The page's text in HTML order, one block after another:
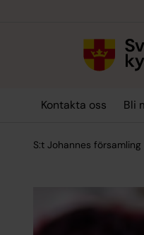
Kontakta oss Bli
S:t Johannes församling